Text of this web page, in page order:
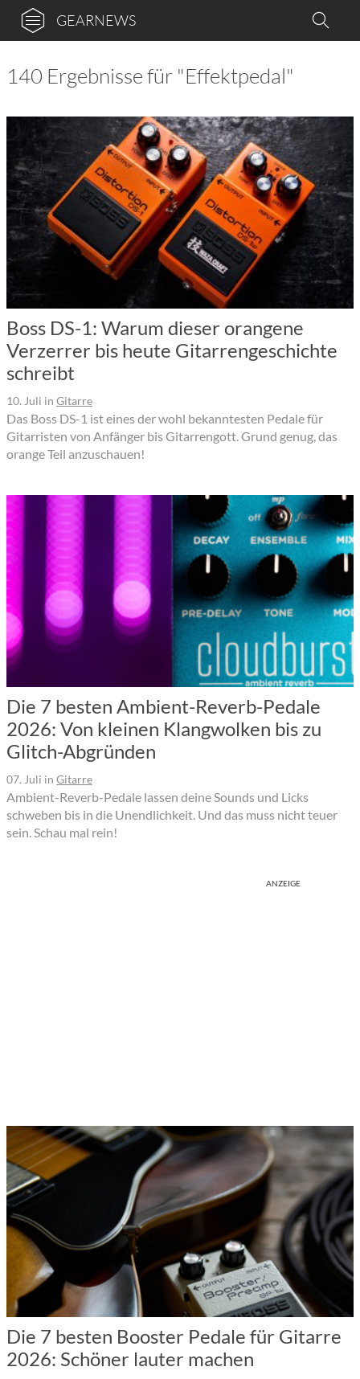
GEARNEWS
140 Ergebnisse für "Effektpedal"
Boss DS-1: Warum dieser orangene
Verzerrer bis heute Gitarrengeschichte
schreibt
10. Juli in Gitarre
Das Boss DS-1 ist eines der wohl bekanntesten Pedale für
Gitarristen von Anfänger bis Gitarrengott. Grund genug, das
orange Teil anzuschauen!
Die 7 besten Ambient-Reverb-Pedale
2026: Von kleinen Klangwolken bis zu
Glitch-Abgründen
07. Juli in Gitarre
Ambient-Reverb-Pedale lassen deine Sounds und Licks
schweben bis in die Unendlichkeit. Und das muss nicht teuer
sein. Schau mal rein!
ANZEIGE
Die 7 besten Booster Pedale für Gitarre
2026: Schöner lauter machen